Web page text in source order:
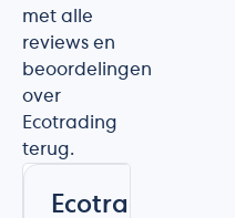
met alle
reviews en
beoordelingen
over
Ecotrading
terug.
Ecotrading